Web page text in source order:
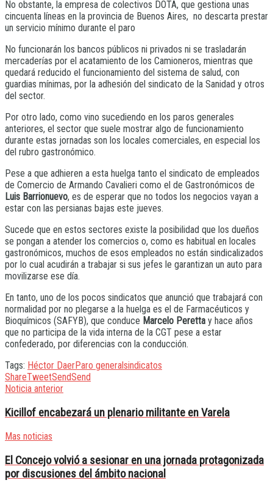
No obstante, la empresa de colectivos DOTA, que gestiona unas
cincuenta líneas en la provincia de Buenos Aires, no descarta prestar
un servicio mínimo durante el paro
No funcionarán los bancos públicos ni privados ni se trasladarán
mercaderías por el acatamiento de los Camioneros, mientras que
quedará reducido el funcionamiento del sistema de salud, con
guardias mínimas, por la adhesión del sindicato de la Sanidad y otros
del sector.
Por otro lado, como vino sucediendo en los paros generales
anteriores, el sector que suele mostrar algo de funcionamiento
durante estas jornadas son los locales comerciales, en especial los
del rubro gastronómico.
Pese a que adhieren a esta huelga tanto el sindicato de empleados
de Comercio de Armando Cavalieri como el de Gastronómicos de
Luis Barrionuevo, es de esperar que no todos los negocios vayan a
estar con las persianas bajas este jueves.
Sucede que en estos sectores existe la posibilidad que los dueños
se pongan a atender los comercios o, como es habitual en locales
gastronómicos, muchos de esos empleados no están sindicalizados
por lo cual acudirán a trabajar si sus jefes le garantizan un auto para
movilizarse ese día.
En tanto, uno de los pocos sindicatos que anunció que trabajará con
normalidad por no plegarse a la huelga es el de Farmacéuticos y
Bioquímicos (SAFYB), que conduce Marcelo Peretta y hace años
que no participa de la vida interna de la CGT pese a estar
confederado, por diferencias con la conducción.
Tags: Héctor DaerParo generalsindicatos
ShareTweetSendSend
Noticia anterior
Kicillof encabezará un plenario militante en Varela
Mas noticias
El Concejo volvió a sesionar en una jornada protagonizada
por discusiones del ámbito nacional